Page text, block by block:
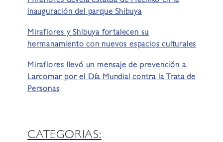
inauguración del parque Shibuya
Miraflores y Shibuya fortalecen su
hermanamiento con nuevos espacios culturales
Miraflores llevó un mensaje de prevención a
Larcomar por el Día Mundial contra la Trata de
Personas
CATEGORIAS: